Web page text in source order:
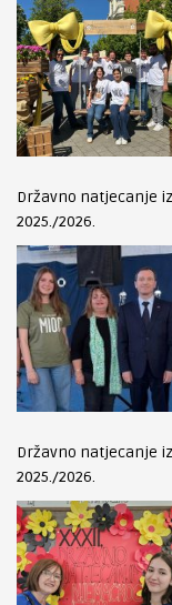
Državno natjecanje
2025./2026.
Državno natjecanje
2025./2026.